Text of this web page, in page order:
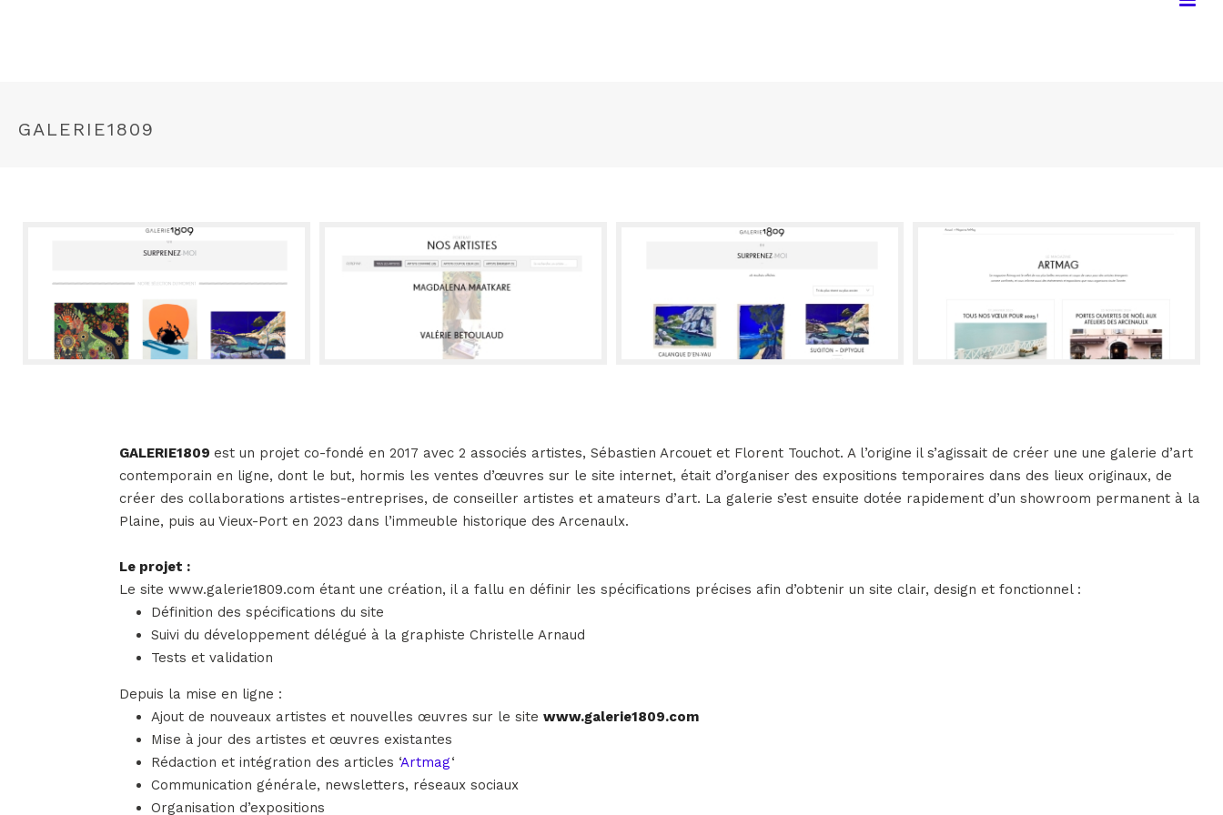
GALERIE1809
GALERIE1809est un projet co-fondé en 2017 avec 2 associés artistes, Sébastien Arcouet et Florent Touchot. A l’origine il s’agissait de créer une une galerie d’art
contemporain en ligne, dont le but, hormis les ventes d’œuvres sur le site internet, était d’organiser des expositions temporaires dans des lieux originaux, de
créer des collaborations artistes-entreprises, de conseiller artistes et amateurs d’art. La galerie s’est ensuite dotée rapidement d’un showroom permanent à la
Plaine, puis au Vieux-Port en 2023 dans l’immeuble historique des Arcenaulx.
Le projet :
Le site www.galerie1809.com étant une création, il a fallu en définir les spécifications précises afin d’obtenir un site clair, design et fonctionnel :
Définition des spécifications du site
Suivi du développement délégué à la graphiste Christelle Arnaud
Tests et validation
Depuis la mise en ligne :
Ajout de nouveaux artistes et nouvelles œuvres sur le sitewww.galerie1809.com
Mise à jour des artistes et œuvres existantes
Rédaction et intégration des articles ‘Artmag‘
Communication générale, newsletters, réseaux sociaux
Organisation d’expositions